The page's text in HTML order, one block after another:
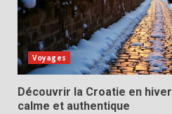
Voyages
Découvrir la Croatie en
calme et authentique